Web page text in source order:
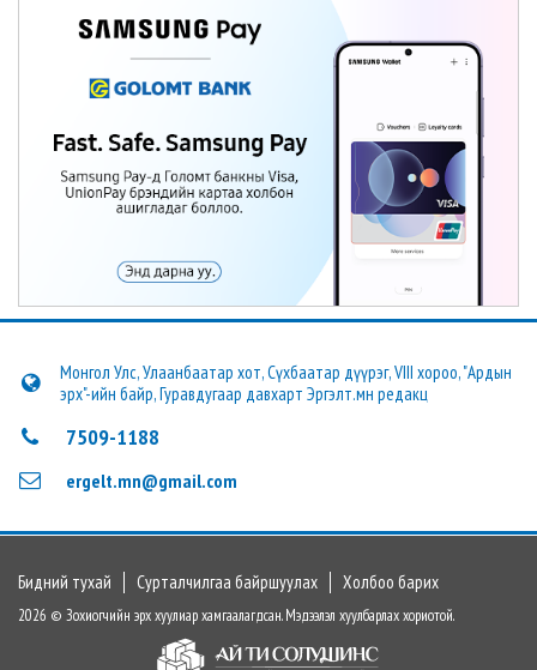
Монгол Улс, Улаанбаатар хот, Сүхбаатар дүүрэг, VIII хороо, "Ардын
эрх"-ийн байр, Гуравдугаар давхарт Эргэлт.мн редакц
7509-1188
ergelt.mn@gmail.com
Бидний тухай Сурталчилгаа байршуулах Холбоо барих
2026 © Зохиогчийн эрх хуулиар хамгаалагдсан. Мэдээлэл хуулбарлах хориотой.